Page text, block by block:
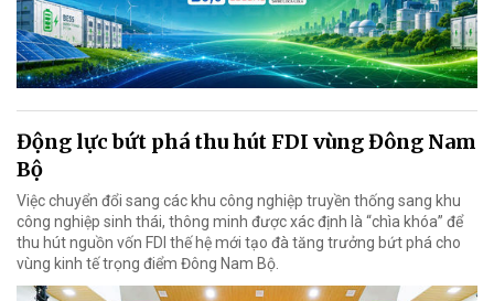
Động lực bứt phá thu hút FDI vùng Đông Nam
Bộ
Việc chuyển đổi sang các khu công nghiệp truyền thống sang khu
công nghiệp sinh thái, thông minh được xác định là “chìa khóa” để
thu hút nguồn vốn FDI thế hệ mới tạo đà tăng trưởng bứt phá cho
vùng kinh tế trọng điểm Đông Nam Bộ.